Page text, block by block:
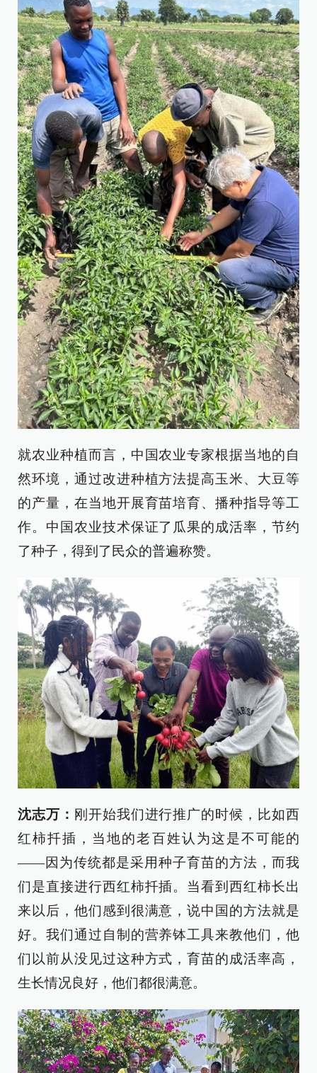
就农业种植而言，中国农业专家根据当地的自
然环境，通过改进种植方法提高玉米、大豆等
的产量，在当地开展育苗培育、播种指导等工
作。中国农业技术保证了瓜果的成活率，节约
了种子，得到了民众的普遍称赞。
沈志万： 刚开始我们进行推广的时候，比如西
红柿扦插，当地的老百姓认为这是不可能的
——因为传统都是采用种子育苗的方法，而我
们是直接进行西红柿扦插。当看到西红柿长出
来以后，他们感到很满意，说中国的方法就是
好。我们通过自制的营养钵工具来教他们，他
们以前从没见过这种方式，育苗的成活率高，
生长情况良好，他们都很满意。